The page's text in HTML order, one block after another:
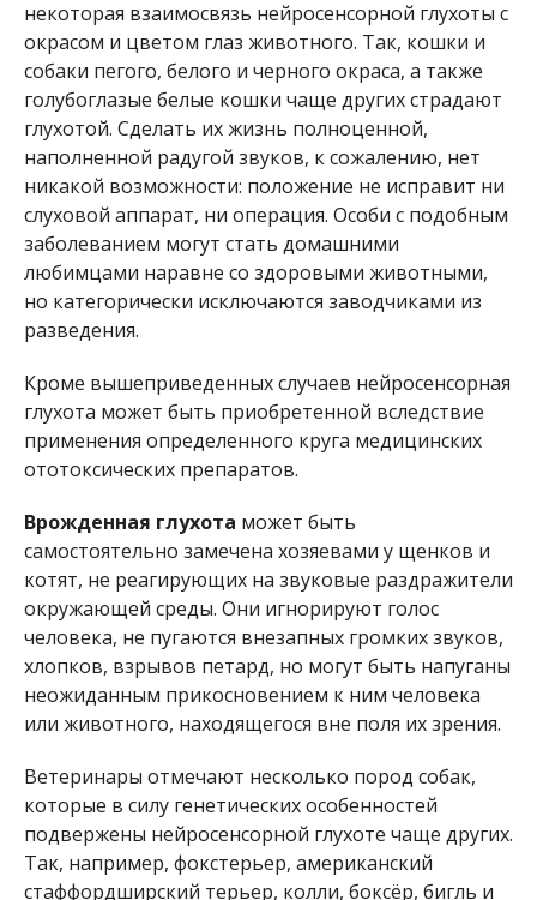
некоторая взаимосвязь нейросенсорной глухоты с
окрасом и цветом глаз животного. Так, кошки и
собаки пегого, белого и черного окраса, а также
голубоглазые белые кошки чаще других страдают
глухотой. Сделать их жизнь полноценной,
наполненной радугой звуков, к сожалению, нет
никакой возможности: положение не исправит ни
слуховой аппарат, ни операция. Особи с подобным
заболеванием могут стать домашними
любимцами наравне со здоровыми животными,
но категорически исключаются заводчиками из
разведения.
Кроме вышеприведенных случаев нейросенсорная
глухота может быть приобретенной вследствие
применения определенного круга медицинских
ототоксических препаратов.
Врожденная глухота может быть
самостоятельно замечена хозяевами у щенков и
котят, не реагирующих на звуковые раздражители
окружающей среды. Они игнорируют голос
человека, не пугаются внезапных громких звуков,
хлопков, взрывов петард, но могут быть напуганы
неожиданным прикосновением к ним человека
или животного, находящегося вне поля их зрения.
Ветеринары отмечают несколько пород собак,
которые в силу генетических особенностей
подвержены нейросенсорной глухоте чаще других.
Так, например, фокстерьер, американский
стаффордширский терьер, колли, боксёр, бигль и